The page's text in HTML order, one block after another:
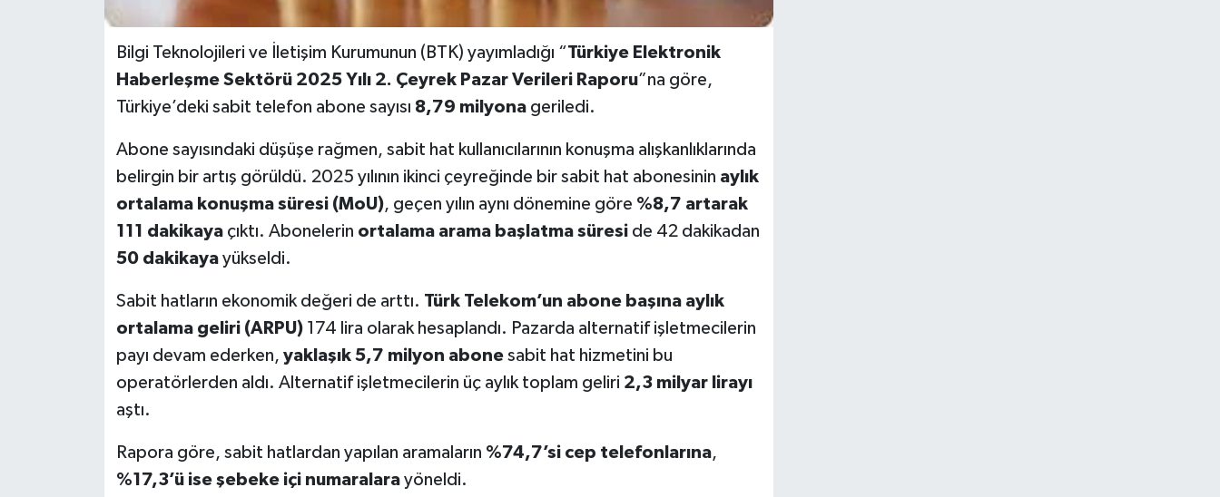
Bilgi Teknolojileri ve İletişim Kurumunun (BTK) yayımladığı “Türkiye Elektronik
Haberleşme Sektörü 2025 Yılı 2. Çeyrek Pazar Verileri Raporu”na göre,
Türkiye’deki sabit telefon abone sayısı 8,79 milyonageriledi.
Abone sayısındaki düşüşe rağmen, sabit hat kullanıcılarının konuşma alışkanlıklarında
belirgin bir artış görüldü. 2025 yılının ikinci çeyreğinde bir sabit hat abonesinin aylık
ortalama konuşma süresi (MoU), geçen yılın aynı dönemine göre %8,7 artarak
111 dakikayaçıktı. Abonelerin ortalama arama başlatma süreside 42 dakikadan
50 dakikayayükseldi.
Sabit hatların ekonomik değeri de arttı. Türk Telekom’un abone başına aylık
ortalama geliri (ARPU)174 lira olarak hesaplandı. Pazarda alternatif işletmecilerin
payı devam ederken, yaklaşık 5,7 milyon abonesabit hat hizmetini bu
operatörlerden aldı. Alternatif işletmecilerin üç aylık toplam geliri 2,3 milyar lirayı
aştı.
Rapora göre, sabit hatlardan yapılan aramaların %74,7’si cep telefonlarına,
%17,3’ü ise şebeke içi numaralara yöneldi.